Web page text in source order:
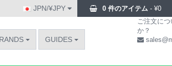
0 件のアイテム - ¥0
JPN/¥JPY
GUIDES
ご注文に
か？